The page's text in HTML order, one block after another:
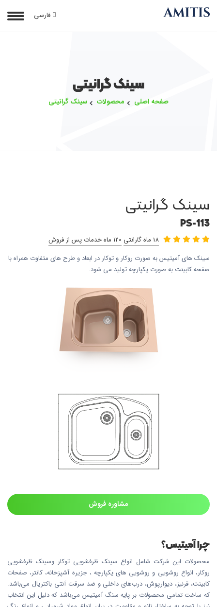
فارسی
سینک گرانیتی
صفحه اصلی محصولات سینک گرانیتی
سینک گرانیتی
PS-113
18 ماه گارانتی
120 ماه خدمات پس از فروش
سینک های آمیتیس به صورت روکار و توکار در ابعاد و طرح های متفاوت همراه با
صفحه کابینت به صورت یکپارچه تولید می شود.
مشاوره فروش
چرا آمیتیس؟
محصولات این شرکت شامل انواع سینک ظرفشویی توکار وسینک ظرفشویی
روکار، انواع روشویی و روشویی های یکپارچه ، جزیره آشپزخانه، کانتر، صفحات
کابینت، قرنیز، دیوارپوش، درب‌های داخلی و ضد سرقت آنتی باکتریال می‌باشد.
که ساخت تمامی محصولات بر پایه سنگ آمیتیس می‌باشد که دلیل این انتخاب